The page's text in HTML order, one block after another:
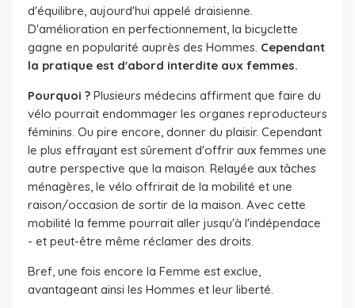
d'équilibre, aujourd'hui appelé draisienne.
D'amélioration en perfectionnement, la bicyclette
gagne en popularité auprès des Hommes. Cependant
la pratique est d'abord interdite aux femmes.
Pourquoi ? Plusieurs médecins affirment que faire du
vélo pourrait endommager les organes reproducteurs
féminins. Ou pire encore, donner du plaisir. Cependant
le plus effrayant est sûrement d'offrir aux femmes une
autre perspective que la maison. Relayée aux tâches
ménagères, le vélo offrirait de la mobilité et une
raison/occasion de sortir de la maison. Avec cette
mobilité la femme pourrait aller jusqu'à l'indépendace
- et peut-être même réclamer des droits.
Bref, une fois encore la Femme est exclue,
avantageant ainsi les Hommes et leur liberté.